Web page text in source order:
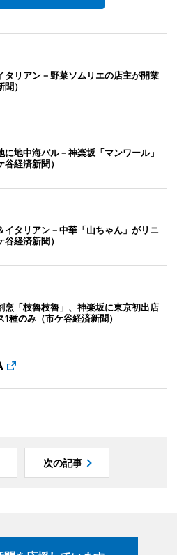
タリアン－野菜ソムリエの店主が開業
）
に地中海バル－神楽坂「マンワール」
経済新聞）
イタリアン－中華「山ちゃん」がリニ
経済新聞）
烹「枝魯枝魯」、神楽坂に東京初出店
1種のみ（市ケ谷経済新聞）
次の記事